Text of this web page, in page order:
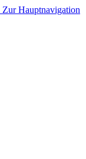
Zur Hauptnavigation